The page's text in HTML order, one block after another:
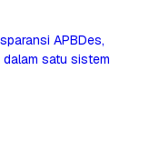
APBDes,
satu sistem